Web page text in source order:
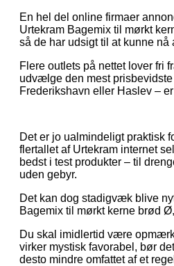
En hel del online firmaer
Urtekram Bagemix til mørkt
så de har udsigt til at kunne
Flere outlets på nettet lover fri
udvælge den mest
Frederikshavn eller Haslev –
Det er jo ualmindeligt praktisk
flertallet af Urtekram internet
bedst i test produkter – til
uden gebyr.
Det kan dog stadigvæk blive
Bagemix til mørkt kerne brød
Du skal imidlertid være
virker mystisk favorabel, bør
desto mindre omfattet af et